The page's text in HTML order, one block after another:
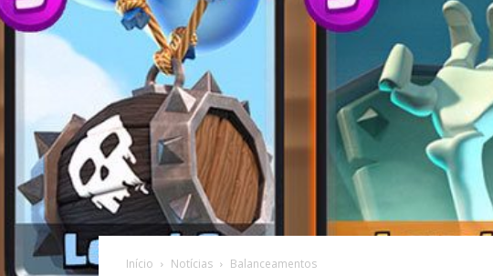
Início Notícias Balanceamentos